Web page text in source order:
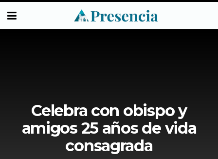
Celebra con obispo y
amigos 25 años de vida
consagrada